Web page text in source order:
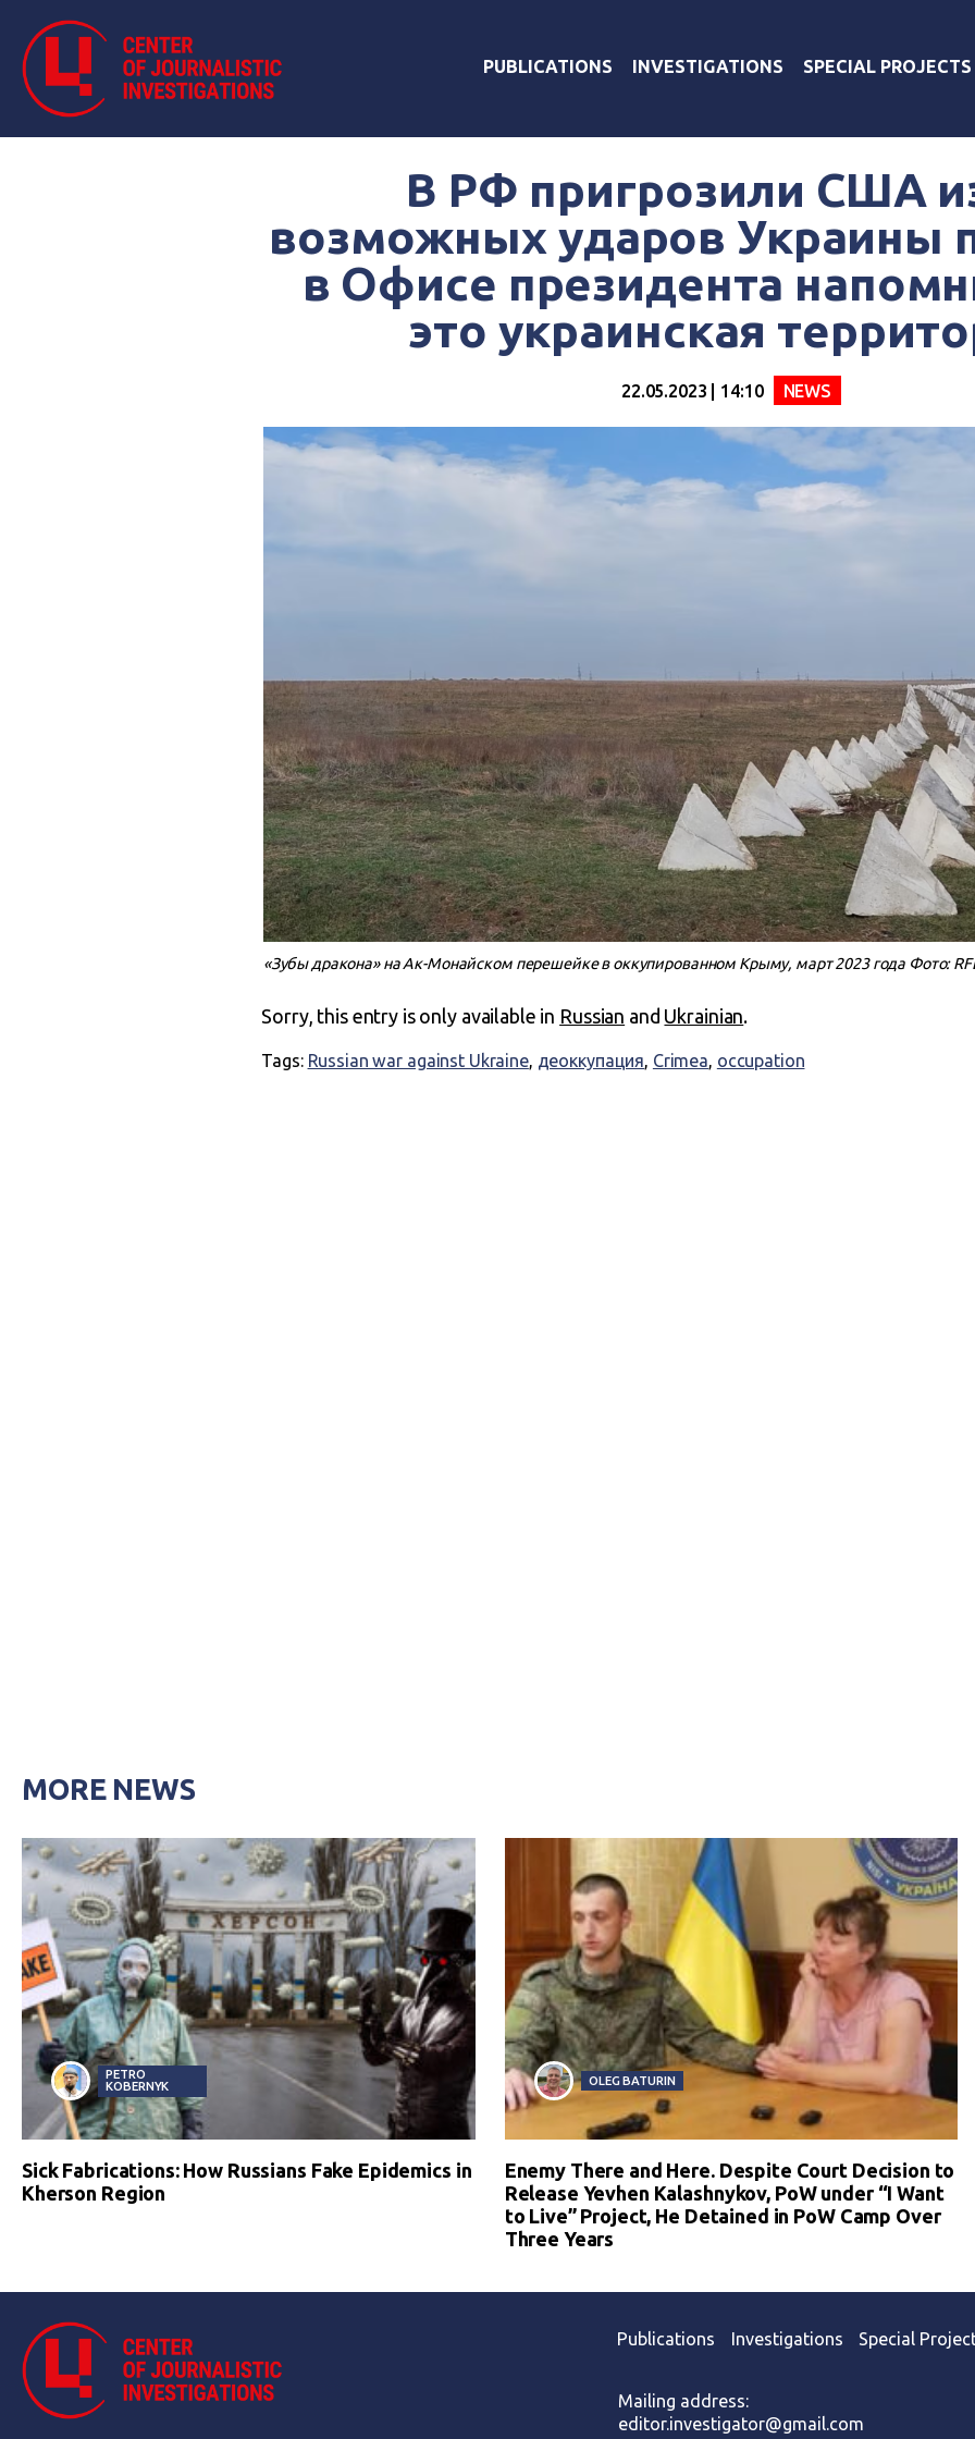
PUBLICATIONS INVESTIGATIONS SPECIAL PROJECTS
В РФ пригрозили США
возможных ударов Украины
в Офисе президента
это украинская
22.05.2023 | 14:10 NEWS
«Зубы дракона» на Ак-Монайском перешейке в оккупированном Крыму, март 2023 года Фото:
Sorry, this entry is only available in Russian and Ukrainian.
Tags: Russian war against Ukraine, деоккупация, Crimea, occupation
MORE NEWS
PETRO
KOBERNYK
Sick Fabrications: How Russians Fake Epidemics in
Kherson Region
OLEG BATURIN
Enemy There and Here. Despite Court Decision to
Release Yevhen Kalashnykov, PoW under “I Want
to Live” Project, He Detained in PoW Camp Over
Three Years
Publications Investigations Special
Mailing address:
editor.investigator@gmail.com